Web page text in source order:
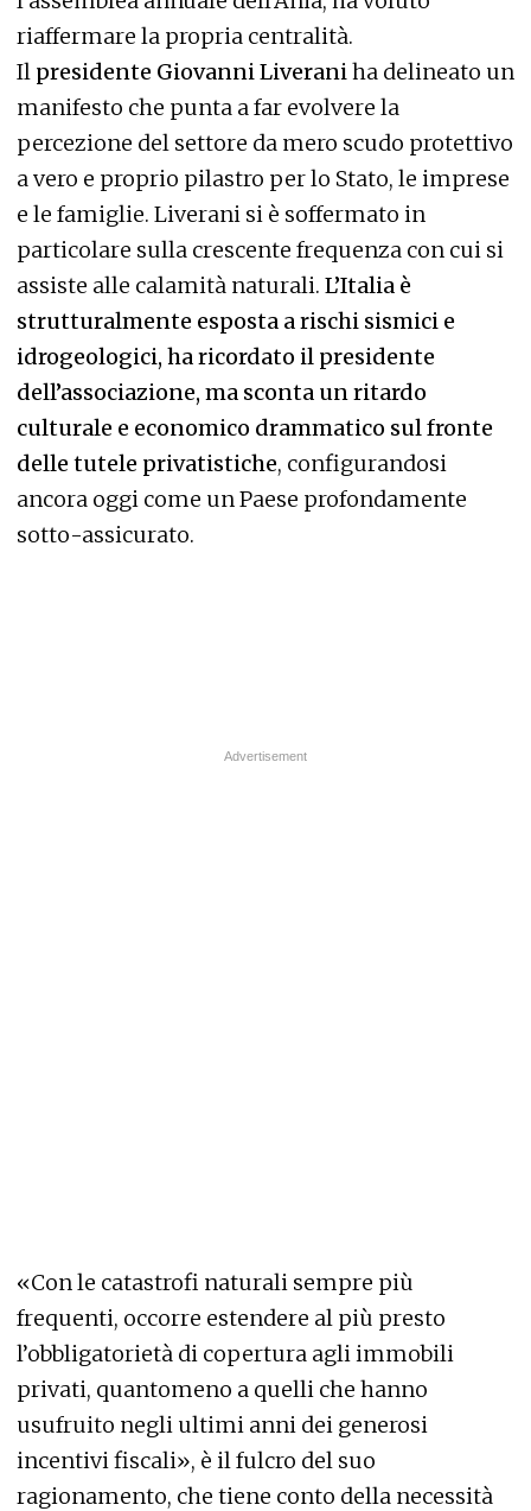
riaffermare la propria centralità.
Il presidente Giovanni Liveraniha delineato un
manifesto che punta a far evolvere la
percezione del settore da mero scudo protettivo
a vero e proprio pilastro per lo Stato, le imprese
e le famiglie. Liverani si è soffermato in
particolare sulla crescente frequenza con cui si
assiste alle calamità naturali. L’Italia è
strutturalmente esposta a rischi sismici e
idrogeologici, ha ricordato il presidente
dell’associazione, ma sconta un ritardo
culturale e economico drammatico sul fronte
delle tutele privatistiche, configurandosi
ancora oggi come un Paese profondamente
sotto-assicurato.
«Con le catastrofi naturali sempre più
frequenti, occorre estendere al più presto
l’obbligatorietà di copertura agli immobili
privati, quantomeno a quelli che hanno
usufruito negli ultimi anni dei generosi
incentivi fiscali», è il fulcro del suo
ragionamento, che tiene conto della necessità